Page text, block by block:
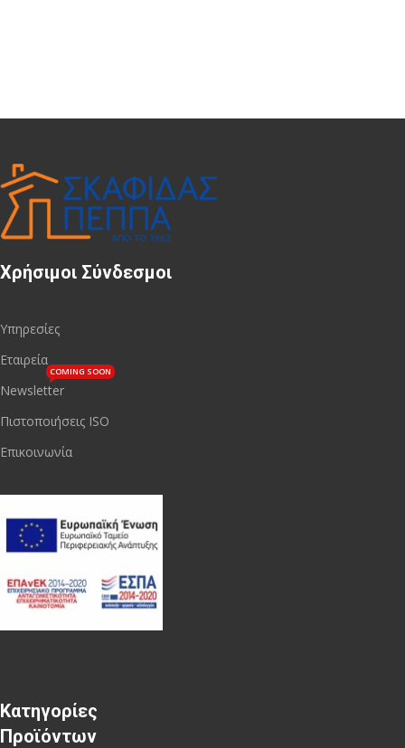
Χρήσιμοι Σύνδεσμοι
Υπηρεσίες
Εταιρεία
Newsletter
COMING SOON
Πιστοποιήσεις ISO
Επικοινωνία
Κατηγορίες
Προϊόντων